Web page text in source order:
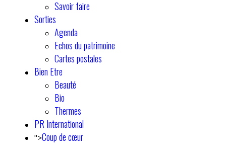
Savoir faire
Sorties
Agenda
Echos du patrimoine
Cartes postales
Bien Etre
Beauté
Bio
Thermes
PR International
">Coup de cœur